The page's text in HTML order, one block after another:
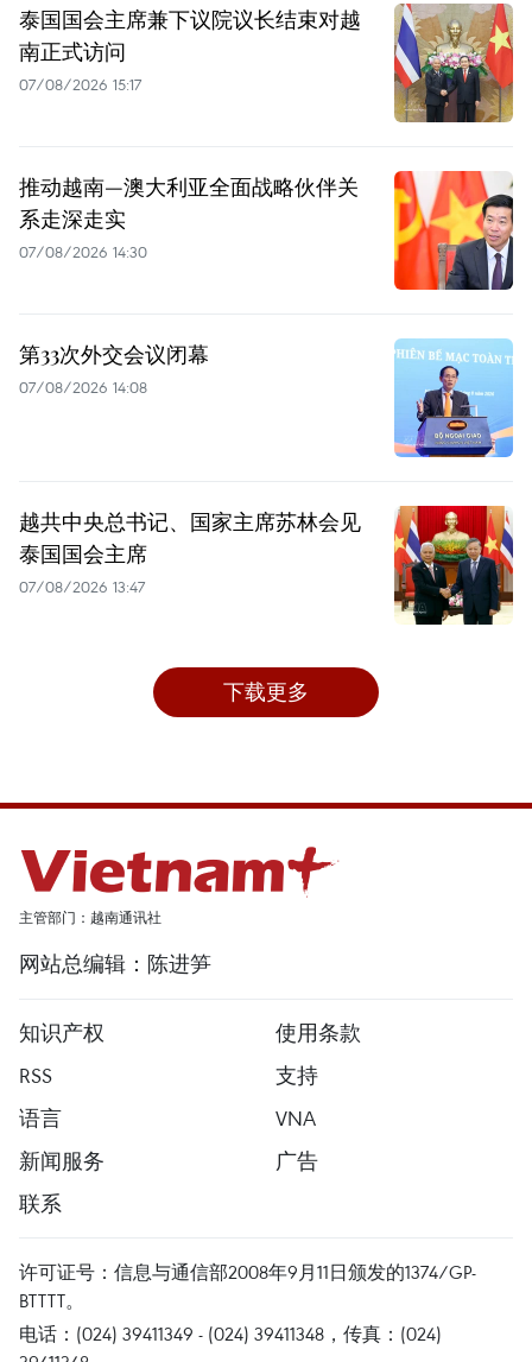
泰国国会主席兼下议院议长结束对越
南正式访问
07/08/2026 15:17
推动越南—澳大利亚全面战略伙伴关
系走深走实
07/08/2026 14:30
第33次外交会议闭幕
07/08/2026 14:08
越共中央总书记、国家主席苏林会见
泰国国会主席
07/08/2026 13:47
下载更多
主管部门：越南通讯社
网站总编辑：陈进笋
知识产权
使用条款
RSS
支持
语言
VNA
新闻服务
广告
联系
许可证号：信息与通信部2008年9月11日颁发的1374/GP-
BTTTT。
电话：(024) 39411349 - (024) 39411348，传真：(024)